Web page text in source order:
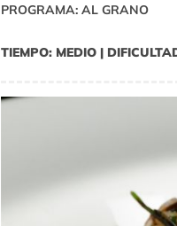
PROGRAMA: AL GRANO
TIEMPO: MEDIO |